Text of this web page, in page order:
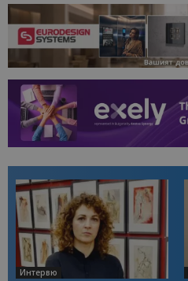
Интервю